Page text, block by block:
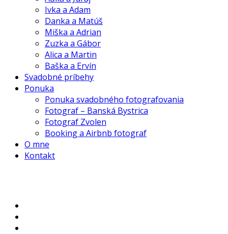
Ivka a Adam
Danka a Matúš
Miška a Adrian
Zuzka a Gábor
Alica a Martin
Baška a Ervín
Svadobné príbehy
Ponuka
Ponuka svadobného fotografovania
Fotograf – Banská Bystrica
Fotograf Zvolen
Booking a Airbnb fotograf
O mne
Kontakt